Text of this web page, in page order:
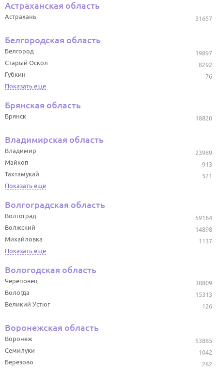
Астраханская область
31657
Астрахань
Белгородская область
19897
Белгород
8292
Старый Оскол
76
Губкин
Показать еще
Брянская область
18820
Брянск
Владимирская область
23989
Владимир
913
Майкоп
521
Тахтамукай
Показать еще
Волгоградская область
59164
Волгоград
14898
Волжский
1137
Михайловка
Показать еще
Вологодская область
38809
Череповец
15313
Вологда
126
Великий Устюг
Воронежская область
53885
Воронеж
1042
Семилуки
282
Березово